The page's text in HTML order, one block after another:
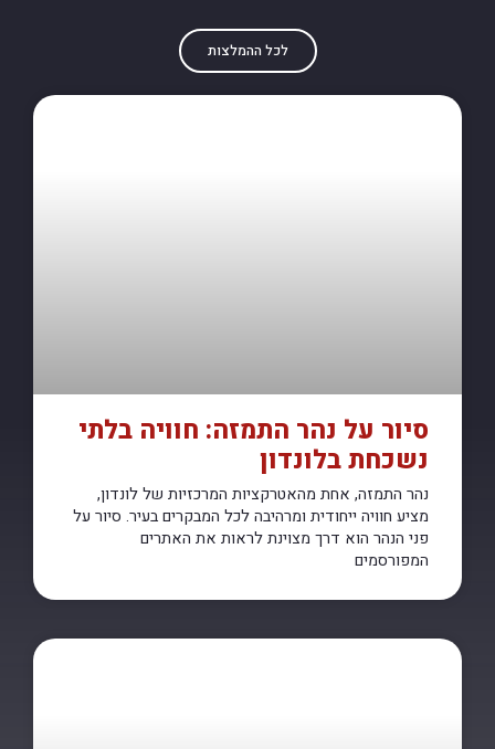
לכל ההמלצות
סיור על נהר התמזה: חוויה בלתי
נשכחת בלונדון
נהר התמזה, אחת מהאטרקציות המרכזיות של לונדון,
מציע חוויה ייחודית ומרהיבה לכל המבקרים בעיר. סיור על
פני הנהר הוא דרך מצוינת לראות את האתרים
המפורסמים